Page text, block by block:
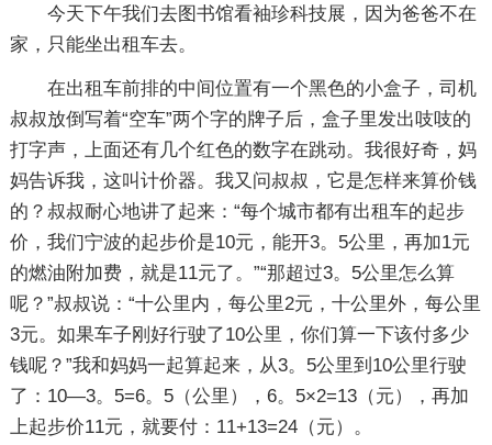
今天下午我们去图书馆看袖珍科技展，因为爸爸不在
家，只能坐出租车去。
在出租车前排的中间位置有一个黑色的小盒子，司机
叔叔放倒写着“空车”两个字的牌子后，盒子里发出吱吱的
打字声，上面还有几个红色的数字在跳动。我很好奇，妈
妈告诉我，这叫计价器。我又问叔叔，它是怎样来算价钱
的？叔叔耐心地讲了起来：“每个城市都有出租车的起步
价，我们宁波的起步价是10元，能开3。5公里，再加1元
的燃油附加费，就是11元了。”“那超过3。5公里怎么算
呢？”叔叔说：“十公里内，每公里2元，十公里外，每公里
3元。如果车子刚好行驶了10公里，你们算一下该付多少
钱呢？”我和妈妈一起算起来，从3。5公里到10公里行驶
了：10—3。5=6。5（公里），6。5×2=13（元），再加
上起步价11元，就要付：11+13=24（元）。